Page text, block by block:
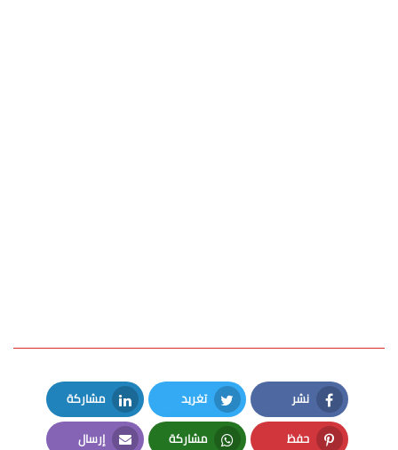
نشر
Facebook
تغريد
Twitter
مشاركة
LinkedIn
حفظ مشاركة إرسال